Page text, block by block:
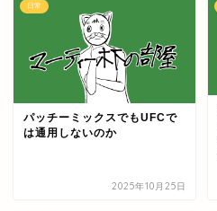
日常
パッチーミックスでもUFCで
は通用しないのか
2025年10月25日